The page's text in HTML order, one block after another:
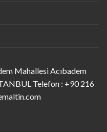
Mahallesi Acıbadem
Telefon : +90 216